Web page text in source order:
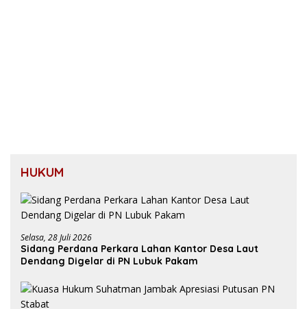
HUKUM
Selasa, 28 Juli 2026
Sidang Perdana Perkara Lahan Kantor Desa Laut
Dendang Digelar di PN Lubuk Pakam